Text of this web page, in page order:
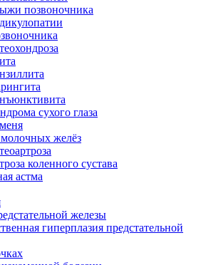
позвоночника
сухого глаза
желёз
коленного сустава
астма
железы
гиперплазия предстательной